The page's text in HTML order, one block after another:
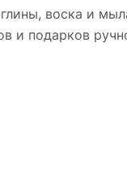
воска и
и подарков